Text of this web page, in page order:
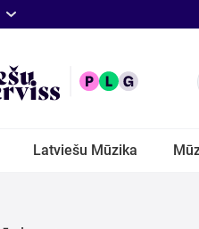
Latviešu Mūzika